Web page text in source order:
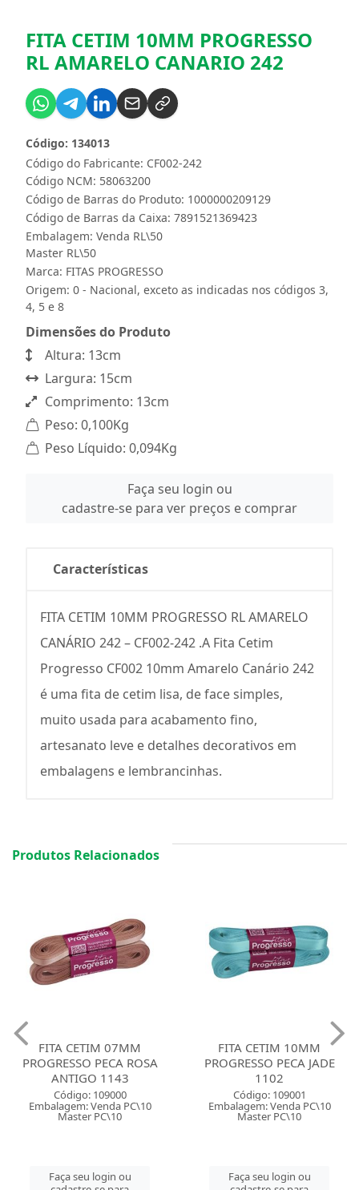
FITA CETIM 10MM PROGRESSO
RL AMARELO CANARIO 242
Código do Fabricante: CF002-242
Código: 134013
Código NCM: 58063200
Código de Barras do Produto: 1000000209129
Código de Barras da Caixa: 7891521369423
Embalagem: Venda RL\50
Master RL\50
Marca: FITAS PROGRESSO
Origem: 0 - Nacional, exceto as indicadas nos códigos 3,
4, 5 e 8
Dimensões do Produto
Altura: 13cm
Largura: 15cm
Comprimento: 13cm
Peso: 0,100Kg
Peso Líquido: 0,094Kg
Faça seu login ou
cadastre-se para ver preços e comprar
Características
FITA CETIM 10MM PROGRESSO RL AMARELO
CANÁRIO 242 – CF002-242 .A Fita Cetim
Progresso CF002 10mm Amarelo Canário 242
é uma fita de cetim lisa, de face simples,
muito usada para acabamento fino,
artesanato leve e detalhes decorativos em
embalagens e lembrancinhas.
Produtos Relacionados
FITA CETIM 07MM
PROGRESSO PECA ROSA
ANTIGO 1143
Código: 109000
Embalagem: Venda PC\10
Master PC\10
Faça seu login ou
FITA CETIM 10MM
PROGRESSO PECA JADE
1102
Código: 109001
Embalagem: Venda PC\10
Master PC\10
Faça seu login ou